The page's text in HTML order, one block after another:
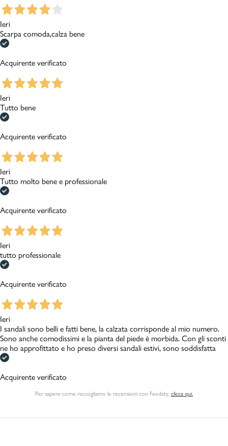
Ieri
Scarpa comoda,calza bene
Acquirente verificato
Ieri
Tutto bene
Acquirente verificato
Ieri
Tutto molto bene e professionale
Acquirente verificato
Ieri
tutto professionale
Acquirente verificato
Ieri
I sandali sono belli e fatti bene, la calzata corrisponde al mio numero.
Sono anche comodissimi e la pianta del piede è morbida. Con gli sconti
ne ho approfittato e ho preso diversi sandali estivi, sono soddisfatta
Acquirente verificato
Per sapere come raccogliamo le recensioni con Feedaty, clicca qui.